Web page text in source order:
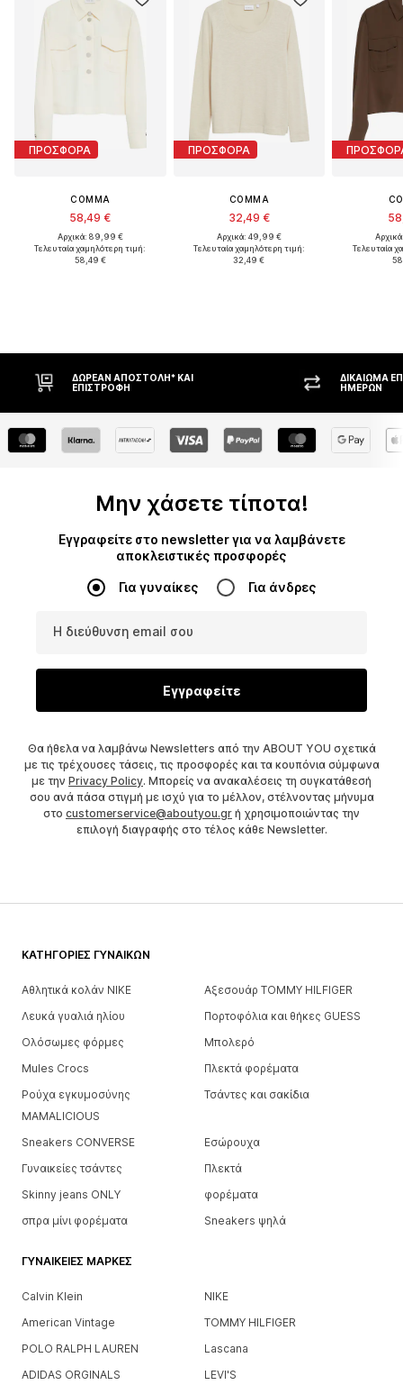
ΠΡΟΣΦΟΡΑ
COMMA
58,49 €
Αρχικά: 89,99 €
Τελευταία χαμηλότερη τιμή:
58,49 €
ΠΡΟΣΦΟΡΑ
COMMA
32,49 €
Αρχικά: 49,99 €
Τελευταία χαμηλότερη τιμή:
32,49 €
Τελευταία
ΔΩΡΕΆΝ ΑΠΟΣΤΟΛΉ* ΚΑΙ
ΕΠΙΣΤΡΟΦΉ
ΔΙΚΑΊΩΜΑ
ΗΜΕΡΏΝ
Μην χάσετε τίποτα!
Εγγραφείτε στο newsletter για να λαμβάνετε
αποκλειστικές προσφορές
Για γυναίκες Για άνδρες
Η διεύθυνση email σου
Εγγραφείτε
Θα ήθελα να λαμβάνω Newsletters από την ABOUT YOU σχετικά
με τις τρέχουσες τάσεις, τις προσφορές και τα κουπόνια σύμφωνα
με την Privacy Policy. Μπορείς να ανακαλέσεις τη συγκατάθεσή
σου ανά πάσα στιγμή με ισχύ για το μέλλον, στέλνοντας μήνυμα
στο customerservice@aboutyou.gr ή χρησιμοποιώντας την
επιλογή διαγραφής στο τέλος κάθε Newsletter.
ΚΑΤΗΓΟΡΊΕΣ ΓΥΝΑΙΚΏΝ
Αθλητικά κολάν NIKE
Αξεσουάρ TOMMY HILFIGER
Λευκά γυαλιά ηλίου
Πορτοφόλια και θήκες GUESS
Ολόσωμες φόρμες
Μπολερό
Mules Crocs
Πλεκτά φορέματα
Ρούχα εγκυμοσύνης
MAMALICIOUS
Τσάντες και σακίδια
Sneakers CONVERSE
Εσώρουχα
Γυναικείες τσάντες
Πλεκτά
Skinny jeans ONLY
φορέματα
σπρα μίνι φορέματα
Sneakers ψηλά
ΓΥΝΑΙΚΕΊΕΣ ΜΆΡΚΕΣ
Calvin Klein
NIKE
American Vintage
TOMMY HILFIGER
POLO RALPH LAUREN
Lascana
ADIDAS ORGINALS
LEVI'S